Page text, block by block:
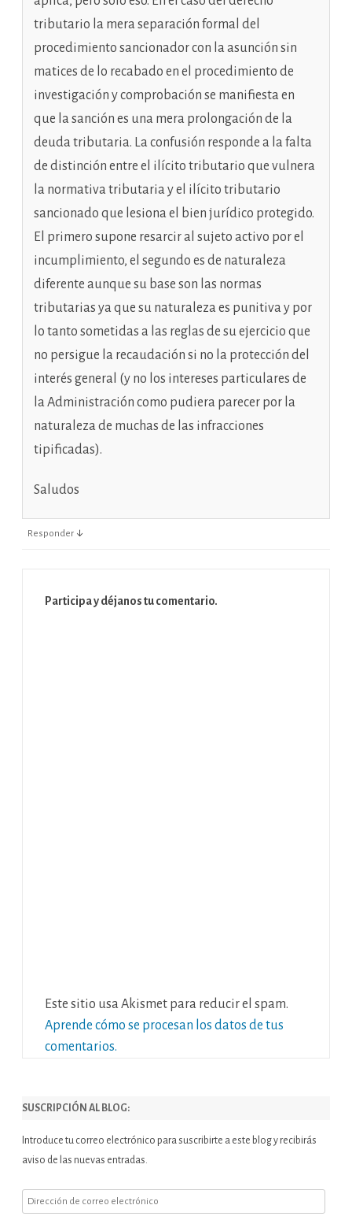
tributario la mera separación formal del
procedimiento sancionador con la asunción sin
matices de lo recabado en el procedimiento de
investigación y comprobación se manifiesta en
que la sanción es una mera prolongación de la
deuda tributaria. La confusión responde a la falta
de distinción entre el ilícito tributario que vulnera
la normativa tributaria y el ilícito tributario
sancionado que lesiona el bien jurídico protegido.
El primero supone resarcir al sujeto activo por el
incumplimiento, el segundo es de naturaleza
diferente aunque su base son las normas
tributarias ya que su naturaleza es punitiva y por
lo tanto sometidas a las reglas de su ejercicio que
no persigue la recaudación si no la protección del
interés general (y no los intereses particulares de
la Administración como pudiera parecer por la
naturaleza de muchas de las infracciones
tipificadas).
Saludos
Responder ↓
Participa y déjanos tu comentario.
Este sitio usa Akismet para reducir el spam.
Aprende cómo se procesan los datos de tus
comentarios.
SUSCRIPCIÓN AL BLOG:
Introduce tu correo electrónico para suscribirte a este blog y recibirás
aviso de las nuevas entradas.
Dirección